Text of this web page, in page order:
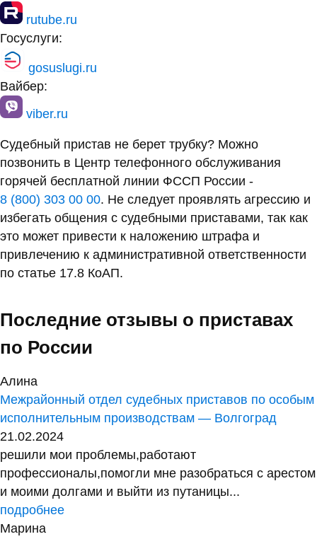
rutube.ru
Госуслуги:
gosuslugi.ru
Вайбер:
viber.ru
Судебный пристав не берет трубку? Можно
позвонить в Центр телефонного обслуживания
горячей бесплатной линии ФССП России -
8 (800) 303 00 00. Не следует проявлять агрессию и
избегать общения с судебными приставами, так как
это может привести к наложению штрафа и
привлечению к административной ответственности
по статье 17.8 КоАП.
Последние отзывы о приставах
по России
Алина
Межрайонный отдел судебных приставов по особым
исполнительным производствам — Волгоград
21.02.2024
решили мои проблемы,работают
профессионалы,помогли мне разобраться с арестом
и моими долгами и выйти из путаницы...
подробнее
Марина